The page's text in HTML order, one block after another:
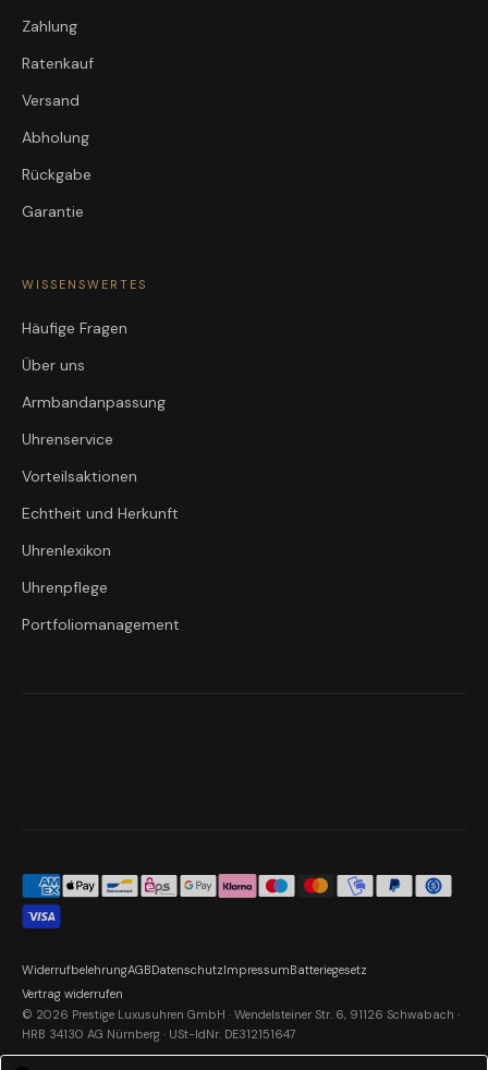
Zahlung
Ratenkauf
Versand
Abholung
Rückgabe
Garantie
WISSENSWERTES
Häufige Fragen
Über uns
Armbandanpassung
Uhrenservice
Vorteilsaktionen
Echtheit und Herkunft
Uhrenlexikon
Uhrenpflege
Portfoliomanagement
© 2026 Prestige Luxusuhren GmbH · Wendelsteiner Str. 6, 91126 Schwabach ·
HRB 34130 AG Nürnberg · USt-IdNr. DE312151647
WiderrufbelehrungAGBDatenschutzImpressumBatteriegesetz
Vertrag widerrufen